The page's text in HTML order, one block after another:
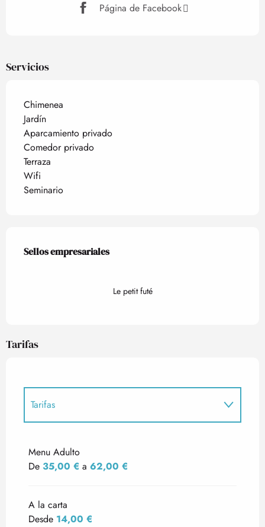
Página de Facebook
Servicios
Chimenea
Jardín
Aparcamiento privado
Comedor privado
Terraza
Wifi
Seminario
Oferta de prestaciones
Sellos empresariales
Sellos empresariales
Le petit futé
Tarifas
Tarifas
Menu Adulto
De 35,00 € a 62,00 €
A la carta
Desde 14,00 €